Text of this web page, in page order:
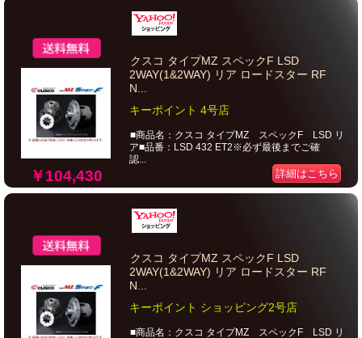
￥104,430
クスコ タイプMZ スペックF LSD
2WAY(1&2WAY) リア ロードスター RF
N...
キーポイント 4号店
■商品名：クスコ タイプMZ スペックF LSD リ
ア■品番：LSD 432 ET2※必ず最後までご確
認...
詳細はこちら
クスコ タイプMZ スペックF LSD
2WAY(1&2WAY) リア ロードスター RF
N...
キーポイント ショッピング2号店
■商品名：クスコ タイプMZ スペックF LSD リ